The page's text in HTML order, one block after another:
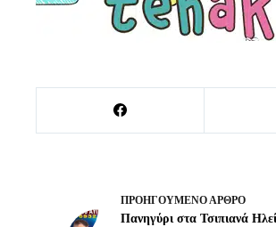
ΠΡΟΗΓΟΎΜΕΝΟΆΡΘΡΟ
Πανηγύρι στα Τσιπιανά